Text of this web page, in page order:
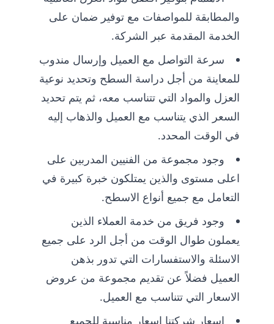
والمطابقة للمواصفات مع توفير ضمان على
الخدمة المقدمة عبر الشركة.
سرعة التواصل مع العميل وإرسال مندوب
للمعاينة من أجل دراسة السطح وتحديد نوعية
العزل والمواد التي تتناسب معه، ثم يتم تحديد
السعر الذي يتناسب مع العميل والذهاب إليه
في الوقت المحدد.
وجود مجموعة من الفنيين المدربين على
اعلى مستوى والذين يمتلكون خبرة كبيرة في
التعامل مع جميع أنواع الاسطح.
وجود فريق من خدمة العملاء الذين
يعملون طوال الوقت من أجل الرد على جميع
الاسئلة والاستفسارات التي تدور بذهن
العميل فضلاً عن تقديم مجموعة من عروض
الاسعار التي تتناسب مع العميل.
اسعار شركتنا اسعار مناسبة للجميع